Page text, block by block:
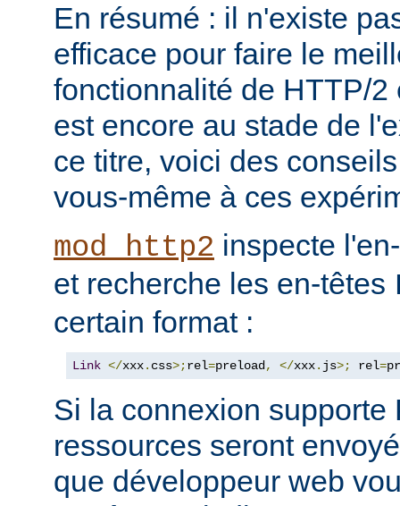
En résumé : il n'existe
efficace pour faire le
fonctionnalité de HTTP/2
est encore au stade de
ce titre, voici des
vous-même à ces
mod_http2 inspecte
et recherche les en-têtes
certain format :
Link </xxx. css>;rel=preload, </xxx. js>; rel=
Si la connexion supporte
ressources seront
que développeur web